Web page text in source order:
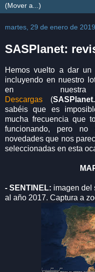
martes, 29 de enero de 2019
SASPlanet:
Hemos vuelto a dar
incluyendo en nuestro
en
Descargas (
sabéis que es
mucha frecuencia que
funcionando, pero
novedades que nos
seleccionadas en esta
- SENTINEL: imagen del
al año 2017. Captura a